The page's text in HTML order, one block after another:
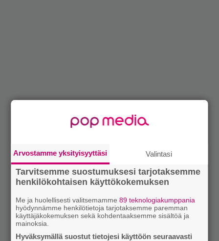
Arvostamme yksityisyyttäsi Valintasi
Tarvitsemme suostumuksesi tarjotaksemme
henkilökohtaisen käyttökokemuksen
Me ja huolellisesti valitsemamme89 teknologiakumppania
hyödynnämme henkilötietoja tarjotaksemme paremman
käyttäjäkokemuksen sekä kohdentaaksemme sisältöä ja
mainoksia.
Hyväksymällä suostut tietojesi käyttöön seuraavasti